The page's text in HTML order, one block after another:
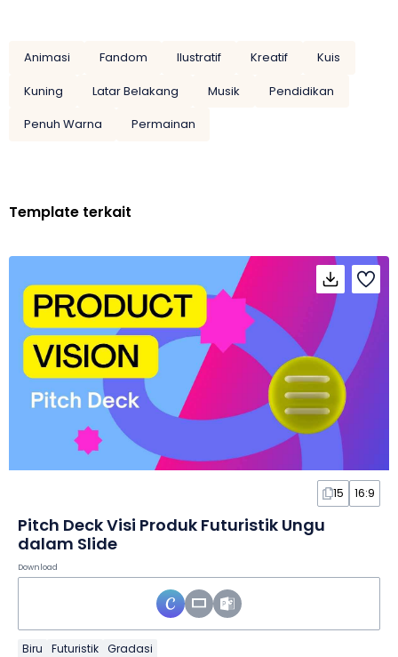
Animasi Fandom Ilustratif Kreatif
Kuis
Kuning
Latar Belakang Musik
Pendidikan
Penuh Warna
Permainan
Template terkait
15 16:9
Pitch Deck Visi Produk Futuristik Ungu
dalam Slide
Download
Biru Futuristik Gradasi